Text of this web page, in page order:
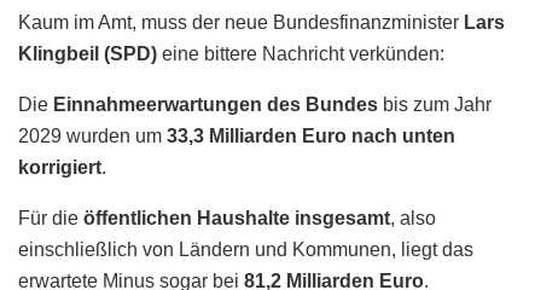
Kaum im Amt, muss der neue Bundesfinanzminister Lars
Klingbeil (SPD) eine bittere Nachricht verkünden:
Die Einnahmeerwartungen des Bundes bis zum Jahr
2029 wurden um 33,3 Milliarden Euro nach unten
korrigiert.
Für die öffentlichen Haushalte insgesamt, also
einschließlich von Ländern und Kommunen, liegt das
erwartete Minus sogar bei 81,2 Milliarden Euro.